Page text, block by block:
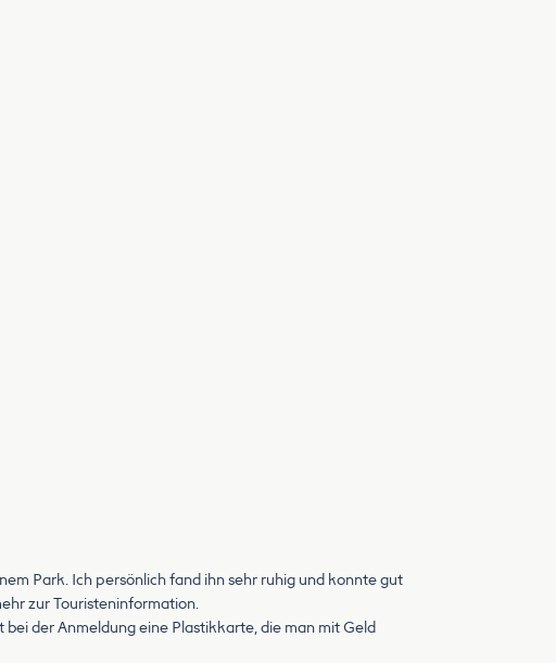
Park. Ich persönlich fand ihn sehr ruhig und konnte gut
zur Touristeninformation.
der Anmeldung eine Plastikkarte, die man mit Geld